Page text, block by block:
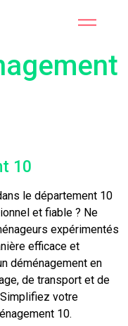
10
le département 10
et fiable ? Ne
expérimentés
efficace et
déménagement en
de transport et de
votre
10.